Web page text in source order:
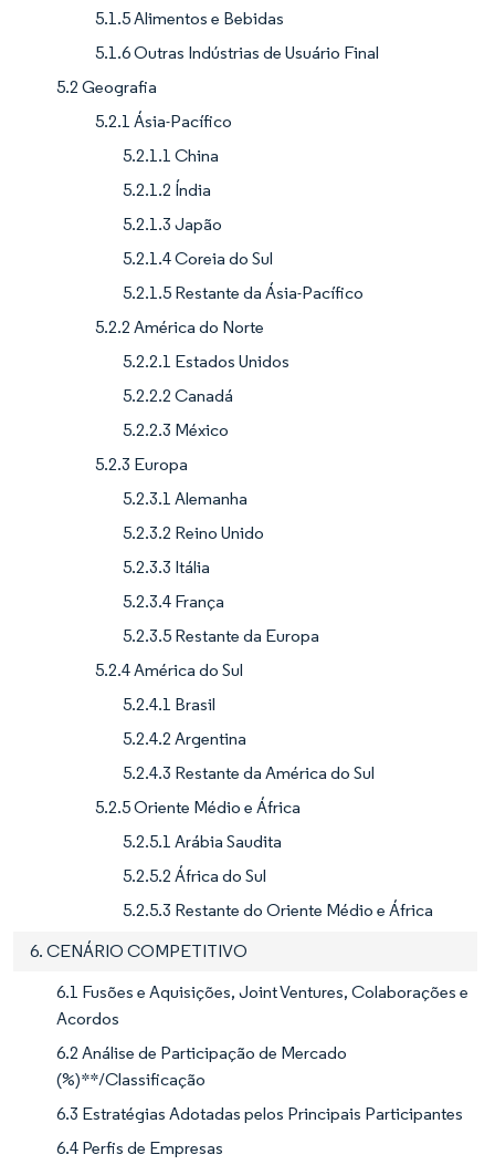
5.1.5 Alimentos e Bebidas
5.1.6 Outras Indústrias de Usuário Final
5.2 Geografia
5.2.1 Ásia-Pacífico
5.2.1.1 China
5.2.1.2 Índia
5.2.1.3 Japão
5.2.1.4 Coreia do Sul
5.2.1.5 Restante da Ásia-Pacífico
5.2.2 América do Norte
5.2.2.1 Estados Unidos
5.2.2.2 Canadá
5.2.2.3 México
5.2.3 Europa
5.2.3.1 Alemanha
5.2.3.2 Reino Unido
5.2.3.3 Itália
5.2.3.4 França
5.2.3.5 Restante da Europa
5.2.4 América do Sul
5.2.4.1 Brasil
5.2.4.2 Argentina
5.2.4.3 Restante da América do Sul
5.2.5 Oriente Médio e África
5.2.5.1 Arábia Saudita
5.2.5.2 África do Sul
5.2.5.3 Restante do Oriente Médio e África
6. CENÁRIO COMPETITIVO
6.1 Fusões e Aquisições, Joint Ventures, Colaborações e
Acordos
6.2 Análise de Participação de Mercado
(%)**/Classificação
6.3 Estratégias Adotadas pelos Principais Participantes
6.4 Perfis de Empresas